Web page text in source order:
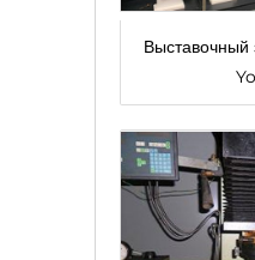
Выставочный